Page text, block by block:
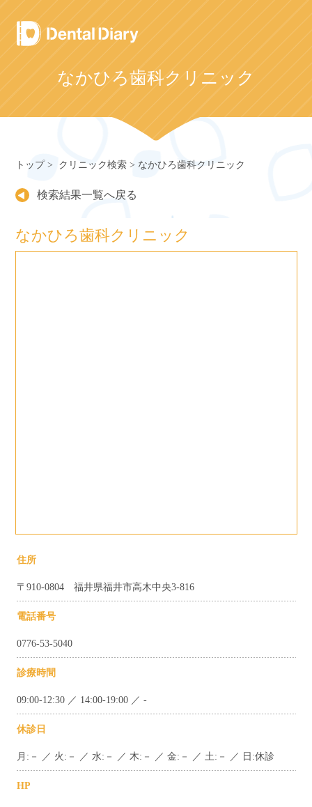
Skip
to
content
なかひろ歯科クリニック
トップ クリニック検索 なかひろ歯科クリニック
検索結果一覧へ戻る
なかひろ歯科クリニック
住所
〒910-0804 福井県福井市高木中央3-816
電話番号
0776-53-5040
診療時間
09:00-12:30 ／ 14:00-19:00 ／ -
休診日
月:－ ／ 火:－ ／ 水:－ ／ 木:－ ／ 金:－ ／ 土:－ ／ 日:休診
HP